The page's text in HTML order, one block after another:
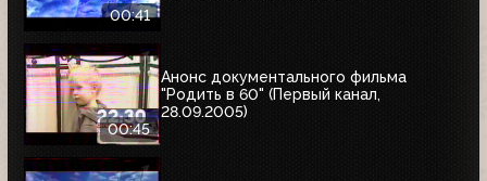
00:41
00:45
Анонс документального фильма
"Родить в 60" (Первый канал,
28.09.2005)